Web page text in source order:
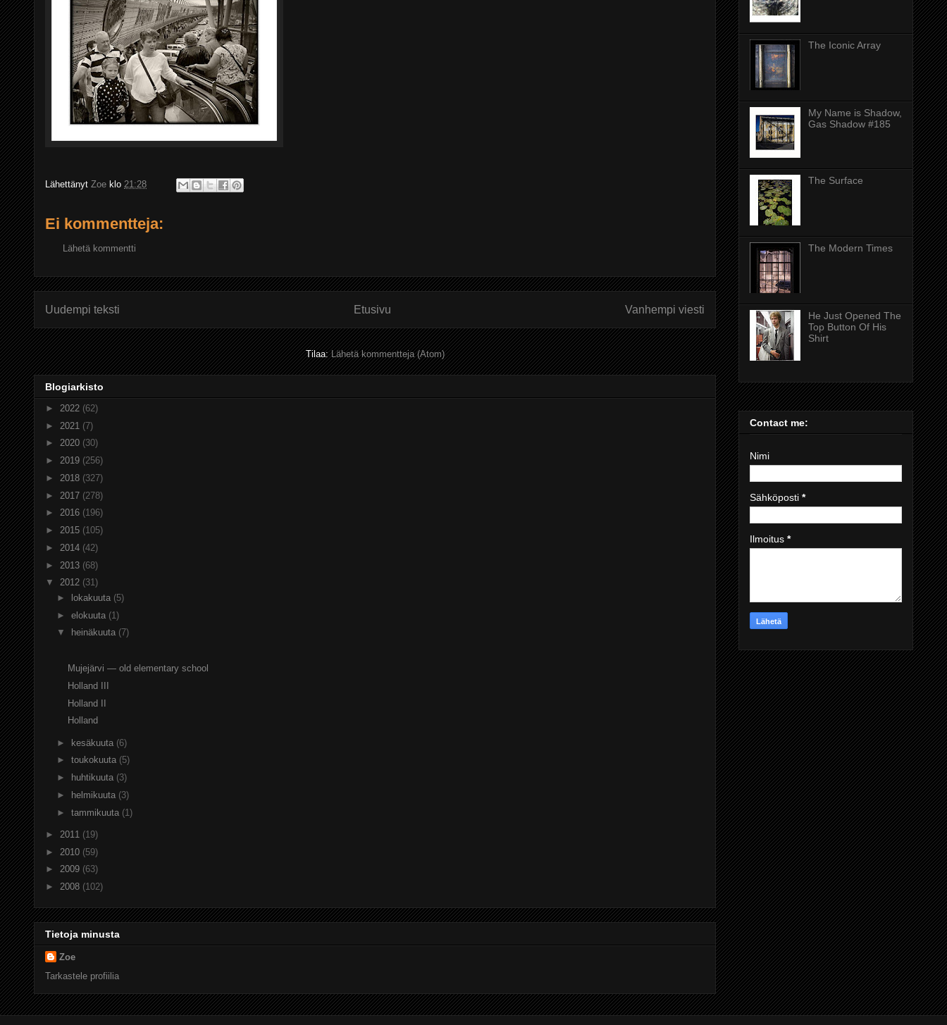
Lähettänyt Zoe klo 21:28
Ei kommentteja:
Lähetä kommentti
Uudempi teksti Vanhempi viesti
Etusivu
Tilaa:Lähetä kommentteja (Atom)
Blogiarkisto
► 2022 (62)
► 2021 (7)
► 2020 (30)
► 2019 (256)
► 2018 (327)
► 2017 (278)
► 2016 (196)
► 2015 (105)
► 2014 (42)
► 2013 (68)
▼ 2012 (31)
►
lokakuuta (5)
► elokuuta (1)
▼
heinäkuuta (7)
Mujejärvi — old elementary school
Holland III
Holland II
Holland
► kesäkuuta (6)
► toukokuuta (5)
►
huhtikuuta (3)
►
helmikuuta (3)
► tammikuuta (1)
► 2011 (19)
► 2010 (59)
► 2009 (63)
► 2008 (102)
Tietoja minusta
Zoe
Tarkastele profiilia
The Iconic Array
My Name is Shadow,
Gas Shadow #185
The Surface
The Modern Times
He Just Opened The
Top Button Of His
Shirt
Contact me:
Nimi
Sähköposti *
Ilmoitus *